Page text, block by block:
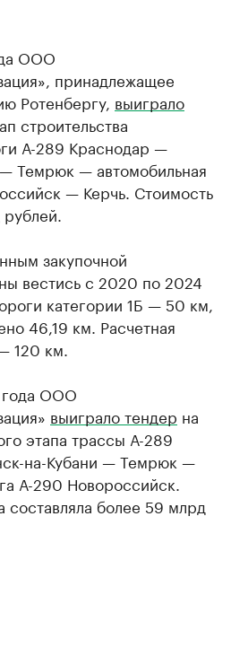
ООО
принадлежащее
Ротенбергу, выиграло
строительства
А-289 Краснодар —
Темрюк — автомобильная
— Керчь. Стоимость
закупочной
вестись с 2020 по 2024
категории 1Б — 50 км,
46,19 км. Расчетная
120 км.
года ООО
выиграло тендер на
этапа трассы А-289
на-Кубани — Темрюк —
А-290 Новороссийск.
составляла более 59 млрд